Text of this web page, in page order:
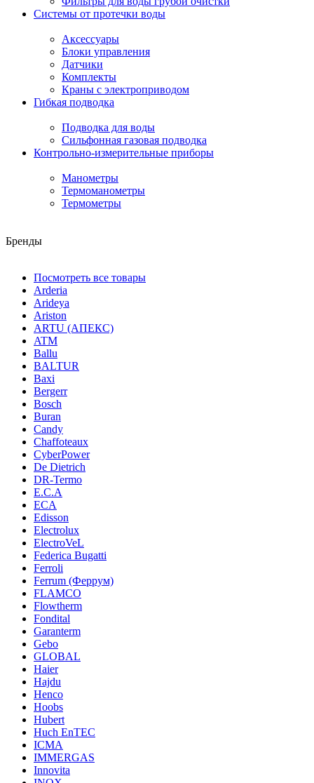
Системы от протечки воды
Аксессуары
Блоки управления
Датчики
Комплекты
Краны с электроприводом
Гибкая подводка
Подводка для воды
Сильфонная газовая подводка
Контрольно-измерительные приборы
Манометры
Термоманометры
Термометры
Бренды
Посмотреть все товары
Arderia
Arideya
Ariston
ARTU (АПЕКС)
ATM
Ballu
BALTUR
Baxi
Bergerr
Bosch
Buran
Candy
Chaffoteaux
CyberPower
De Dietrich
DR-Termo
E.C.A
ECA
Edisson
Electrolux
ElectroVeL
Federica Bugatti
Ferroli
Ferrum (Феррум)
FLAMCO
Flowtherm
Fondital
Garanterm
Gebo
GLOBAL
Haier
Hajdu
Henco
Hoobs
Hubert
Huch EnTEC
ICMA
IMMERGAS
Innovita